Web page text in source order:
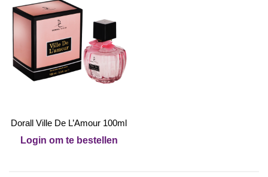
Dorall Ville De L’Amour 100ml
Login om te bestellen